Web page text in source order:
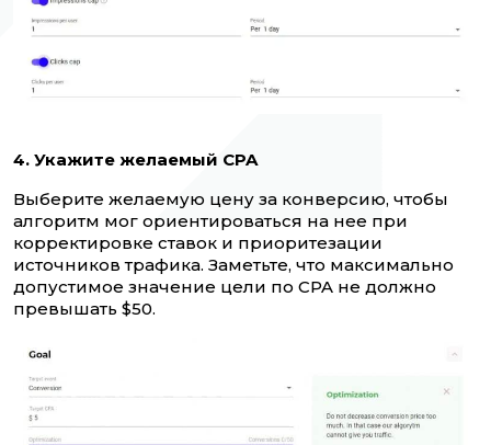
4. Укажите желаемый CPA
Выберите желаемую цену за конверсию, чтобы
алгоритм мог ориентироваться на нее при
корректировке ставок и приоритезации
источников трафика. Заметьте, что максимально
допустимое значение цели по CPA не должно
превышать $50.